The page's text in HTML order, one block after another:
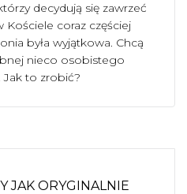
decydują się zawrzeć
Kościele coraz częściej
była wyjątkowa. Chcą
nieco osobistego
Jak to zrobić?
JAK ORYGINALNIE